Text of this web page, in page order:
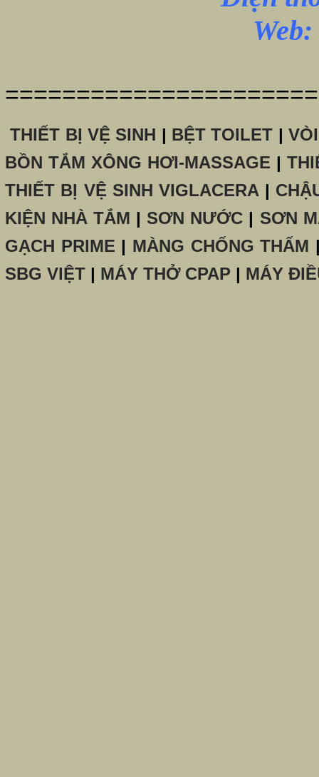
THIẾT BỊ VỆ SINH | BỆT TOILET |
BỒN TẮM XÔNG HƠI-MASSAGE |
THIẾT BỊ VỆ SINH VIGLACERA|
KIỆN NHÀ TẮM | SƠN NƯỚC | SƠN
GẠCH PRIME | MÀNG CHỐNG THẤM
SBG VIỆT | MÁY THỞ CPAP | MÁY